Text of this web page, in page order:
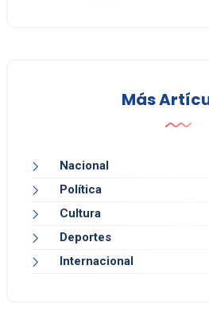
Más
Nacional
Política
Cultura
Deportes
Internacional